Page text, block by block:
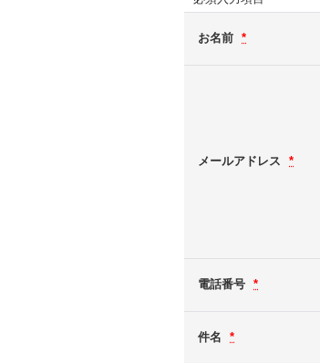
お名前 *
メールアドレス *
電話番号 *
件名 *